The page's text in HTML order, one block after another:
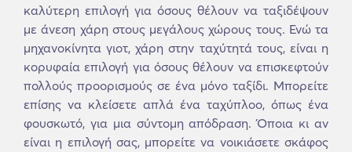
καλύτερη επιλογή για όσους θέλουν να ταξιδέψουν
με άνεση χάρη στους μεγάλους χώρους τους. Ενώ τα
μηχανοκίνητα γιοτ, χάρη στην ταχύτητά τους, είναι η
κορυφαία επιλογή για όσους θέλουν να επισκεφτούν
πολλούς προορισμούς σε ένα μόνο ταξίδι. Μπορείτε
επίσης να κλείσετε απλά ένα ταχύπλοο, όπως ένα
φουσκωτό, για μια σύντομη απόδραση. Όποια κι αν
είναι η επιλογή σας, μπορείτε να νοικιάσετε σκάφος